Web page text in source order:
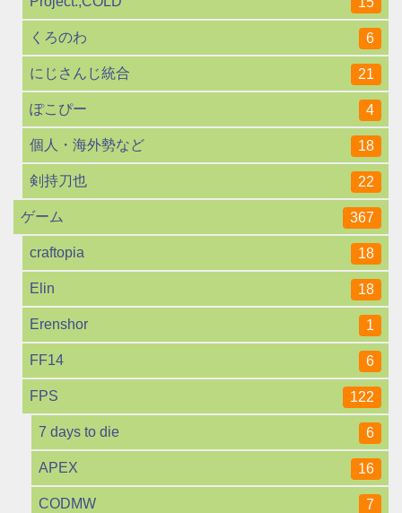
くろのわ 6
にじさんじ統合 21
ぽこぴー 4
個人・海外勢など 18
剣持刀也 22
ゲーム 367
craftopia 18
Elin 18
Erenshor 1
FF14 6
FPS 122
7 days to die 6
APEX 16
CODMW 7